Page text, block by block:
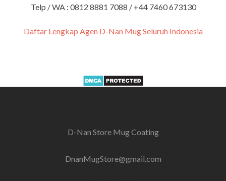
Telp / WA : 0812 8881 7088 / +44 7460 673130
Daftar Lengkap Agen D-Nan Mug Seluruh Indonesia
D-Nan Store Mug Coating
DnanMugStore@gmail.com